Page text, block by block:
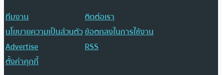
ทีมงาน
ติดต่อเรา
นโยบายความเป็นส่วนตัวข้อตกลงในการใช้งาน
Advertise
RSS
ตั้งค่าคุกกี้